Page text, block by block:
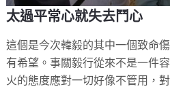
太過平常心就失去鬥心
這個是今次韓毅的其中一個致命
有希望。事關毅行從來不是一件
火的態度應對一切好像不管用，